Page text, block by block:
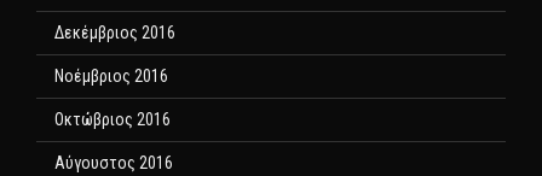
Δεκέμβριος 2016
Νοέμβριος 2016
Οκτώβριος 2016
Αύγουστος 2016